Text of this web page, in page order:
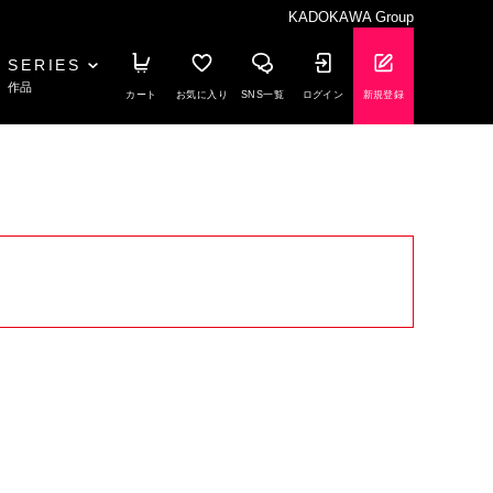
KADOKAWA Group
SERIES
作品
カート お気に入り SNS一覧 ログイン 新規登録